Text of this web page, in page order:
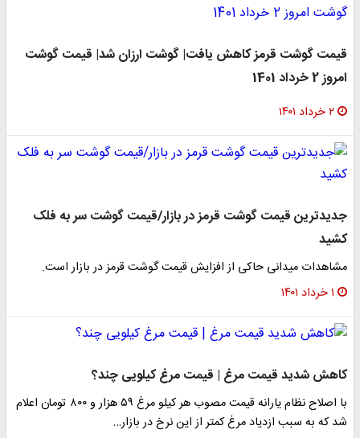
قیمت گوشت قرمز کاهش یافت| گوشت ارزان شد| قیمت گوشت
امروز 2 خرداد 1401
۲ خرداد ۱۴۰۱
جدیدترین قیمت گوشت قرمز در بازار/قیمت گوشت سر به فلک
کشید
مشاهدات میدانی حاکی از افزایش قیمت گوشت قرمز در بازار است.
۱ خرداد ۱۴۰۱
​کاهش شدید قیمت مرغ | قیمت مرغ کیلویی چند؟
با اصلاح نظام یارانه قیمت مصوب هر کیلو مرغ ۵۹ هزار و ۸۰۰ تومان اعلام
شد که به سبب ازدیاد مرغ کمتر از این نرخ در بازار…